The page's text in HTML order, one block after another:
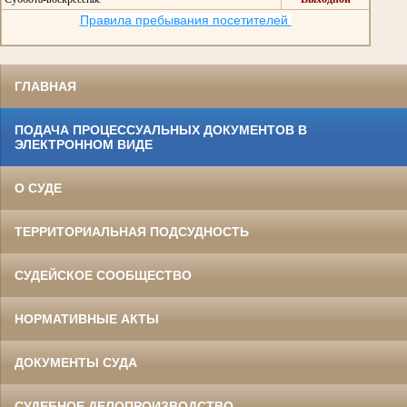
Правила пребывания посетителей
ГЛАВНАЯ
ПОДАЧА ПРОЦЕССУАЛЬНЫХ ДОКУМЕНТОВ В
ЭЛЕКТРОННОМ ВИДЕ
О СУДЕ
ТЕРРИТОРИАЛЬНАЯ ПОДСУДНОСТЬ
СУДЕЙСКОЕ СООБЩЕСТВО
НОРМАТИВНЫЕ АКТЫ
ДОКУМЕНТЫ СУДА